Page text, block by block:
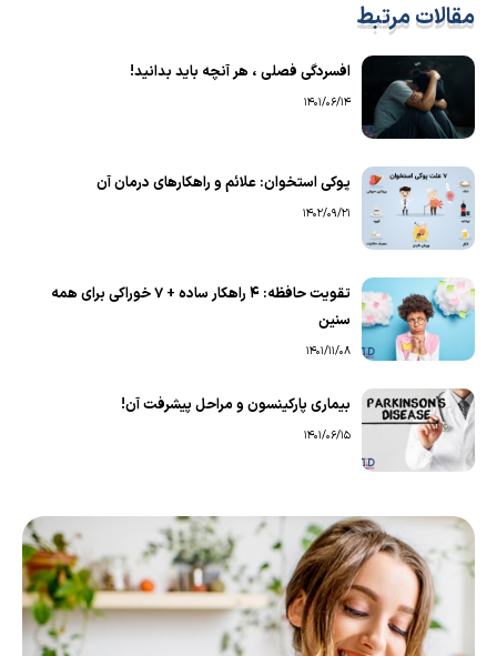
مقالات مرتبط
افسردگی فصلی ، هر آنچه باید بدانید!
1401/06/14
پوکی استخوان: علائم و راهکارهای درمان آن
1402/09/21
تقویت حافظه: 4 راهکار ساده + 7 خوراکی برای همه
سنین
1401/11/08
بیماری پارکینسون و مراحل پیشرفت آن!
1401/06/15